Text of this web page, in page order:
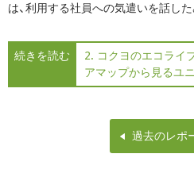
は、利用する社員への気遣いを話した
続きを読む
2. コクヨのエコライ
アマップから見るユ
過去のレポ